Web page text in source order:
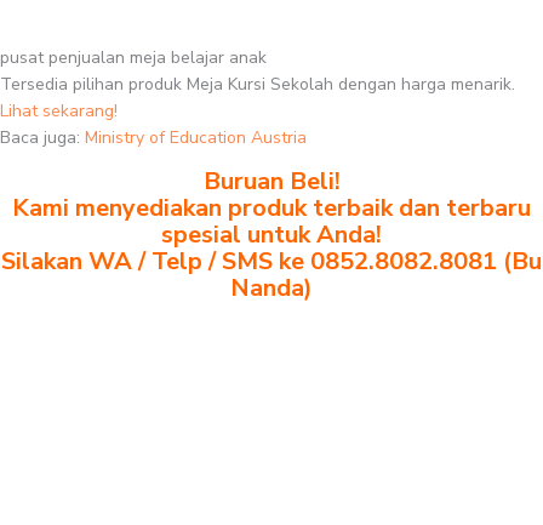
pusat penjualan meja belajar anak
Tersedia pilihan produk Meja Kursi Sekolah dengan harga menarik.
Lihat sekarang!
Baca juga: Ministry of Education Austria
Buruan Beli!
Kami menyediakan produk terbaik dan terbaru
spesial untuk Anda!
Silakan WA / Telp / SMS ke 0852.8082.8081 (Bu
Nanda)